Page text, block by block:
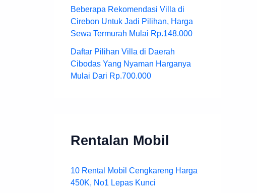
Beberapa Rekomendasi Villa di
Cirebon Untuk Jadi Pilihan, Harga
Sewa Termurah Mulai Rp.148.000
Daftar Pilihan Villa di Daerah
Cibodas Yang Nyaman Harganya
Mulai Dari Rp.700.000
Rentalan Mobil
10 Rental Mobil Cengkareng Harga
450K, No1 Lepas Kunci